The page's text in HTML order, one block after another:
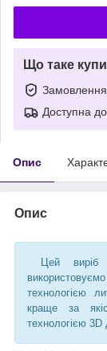
Що таке
Замовлення
Доступна
Опис
Опис
Цей виріб
технологією
краще за
технологією 3D